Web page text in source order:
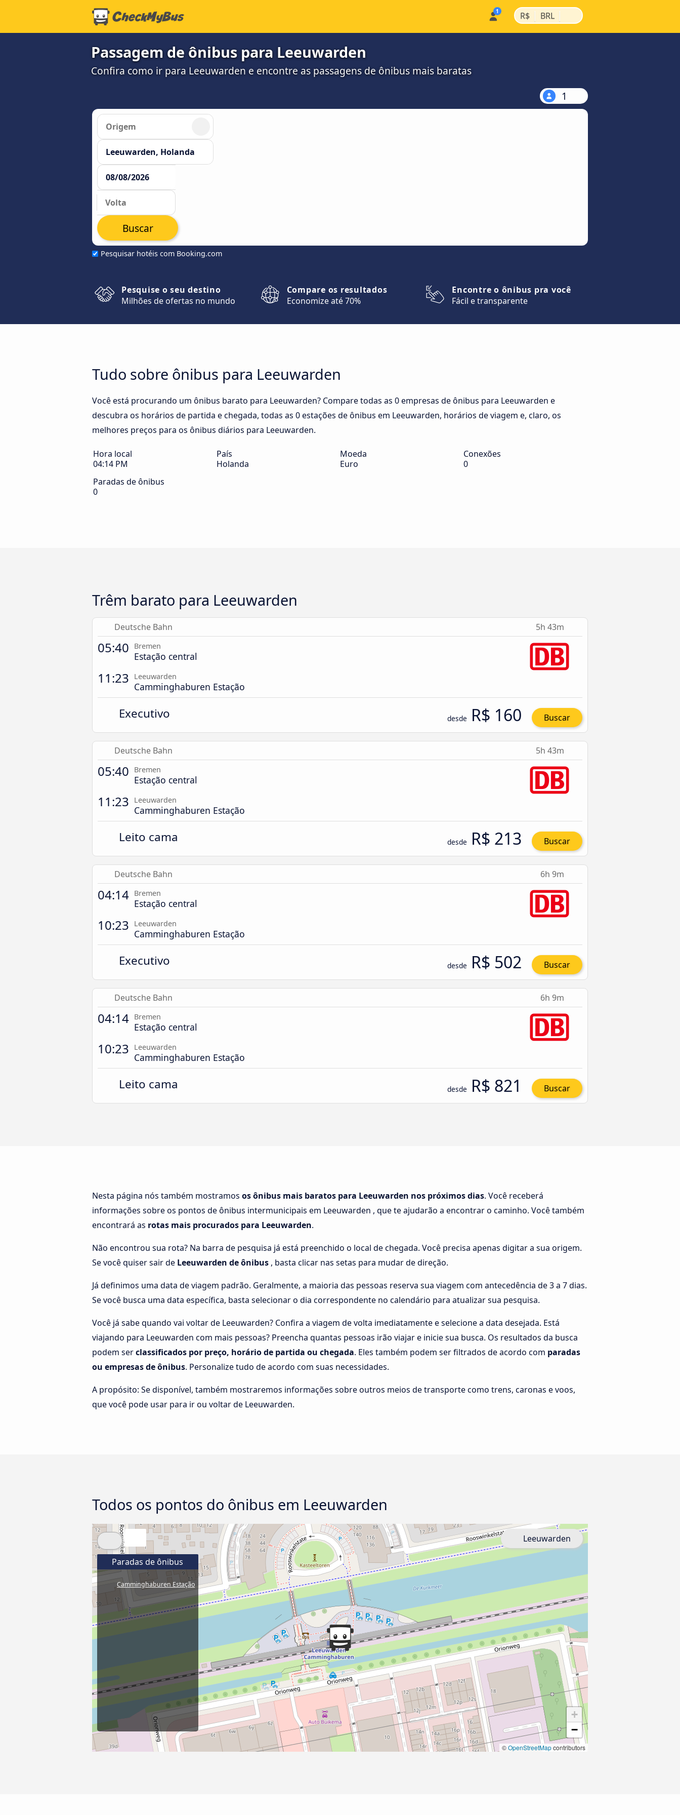
R$ | BRL |
Passagem de ônibus para Leeuwarden
Confira como ir para Leeuwarden e encontre as passagens de ônibus mais baratas
1
Pesquisar hotéis com Booking.com
Buscar
Pesquise o seu destino
Milhões de ofertas no mundo
Compare os resultados
Economize até 70%
Encontre o ônibus pra você
Fácil e transparente
Tudo sobre ônibus para Leeuwarden
Você está procurando um ônibus barato para Leeuwarden? Compare todas as 0 empresas de ônibus para Leeuwarden e
descubra os horários de partida e chegada, todas as 0 estações de ônibus em Leeuwarden, horários de viagem e, claro, os
melhores preços para os ônibus diários para Leeuwarden.
Hora local
04:14 PM
País
Holanda
Moeda
Euro
Conexões
0
Paradas de ônibus
0
Trêm barato para Leeuwarden
Deutsche Bahn 5h 43m
05:40 Bremen
Estação central
11:23 Leeuwarden
Camminghaburen Estação
Executivo desde R$ 160 Buscar
Deutsche Bahn 5h 43m
05:40 Bremen
Estação central
11:23 Leeuwarden
Camminghaburen Estação
Leito cama desde R$ 213 Buscar
Deutsche Bahn 6h 9m
04:14 Bremen
Estação central
10:23 Leeuwarden
Camminghaburen Estação
Executivo desde R$ 502 Buscar
Deutsche Bahn 6h 9m
04:14 Bremen
Estação central
10:23 Leeuwarden
Camminghaburen Estação
Leito cama desde R$ 821 Buscar
Nesta página nós também mostramos os ônibus mais baratos para Leeuwarden nos próximos dias. Você receberá
informações sobre os pontos de ônibus intermunicipais em Leeuwarden , que te ajudarão a encontrar o caminho. Você também
encontrará as rotas mais procurados para Leeuwarden.
Não encontrou sua rota? Na barra de pesquisa já está preenchido o local de chegada. Você precisa apenas digitar a sua origem.
Se você quiser sair de Leeuwarden de ônibus , basta clicar nas setas para mudar de direção.
Já definimos uma data de viagem padrão. Geralmente, a maioria das pessoas reserva sua viagem com antecedência de 3 a 7 dias.
Se você busca uma data específica, basta selecionar o dia correspondente no calendário para atualizar sua pesquisa.
Você já sabe quando vai voltar de Leeuwarden? Confira a viagem de volta imediatamente e selecione a data desejada. Está
viajando para Leeuwarden com mais pessoas? Preencha quantas pessoas irão viajar e inicie sua busca. Os resultados da busca
podem serclassificados por preço, horário de partida ou chegada. Eles também podem ser filtrados de acordo com paradas
ou empresas de ônibus. Personalize tudo de acordo com suas necessidades.
A propósito: Se disponível, também mostraremos informações sobre outros meios de transporte como trens, caronas e voos,
que você pode usar para ir ou voltar de Leeuwarden.
Todos os pontos do ônibus em Leeuwarden
+
−
©OpenStreetMapcontributors
Paradas de ônibus
Camminghaburen Estação
Leeuwarden